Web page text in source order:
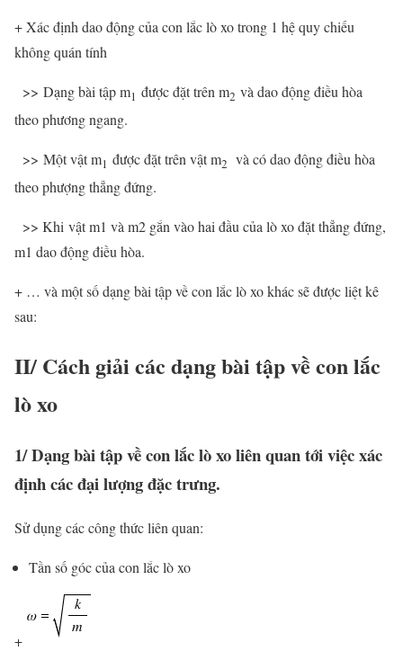
+ Xác định dao động của con lắc lò xo trong 1 hệ quy chiếu
không quán tính
>> Dạng bài tập m1 được đặt trên m2 và dao động điều hòa
theo phương ngang.
>> Một vật m1 được đặt trên vật m2 và có dao động điều hòa
theo phượng thẳng đứng.
>> Khi vật m1 và m2 gắn vào hai đầu của lò xo đặt thẳng đứng,
m1 dao động điều hòa.
+ … và một số dạng bài tập về con lắc lò xo khác sẽ được liệt kê
sau:
II/ Cách giải các dạng bài tập về con lắc
lò xo
1/ Dạng bài tập về con lắc lò xo liên quan tới việc xác
định các đại lượng đặc trưng.
Sử dụng các công thức liên quan:
Tần số góc của con lắc lò xo
+